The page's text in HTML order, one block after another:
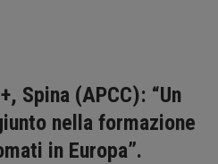
Spina (APCC): “Un
nella formazione
in Europa”.